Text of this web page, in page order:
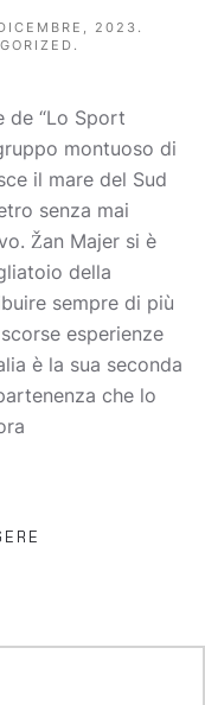
2023 .
.
de “Lo Sport
montuoso di
il mare del Sud
senza mai
Žan Majer si è
della
sempre di più
esperienze
è la sua seconda
che lo